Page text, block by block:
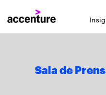
Sala de